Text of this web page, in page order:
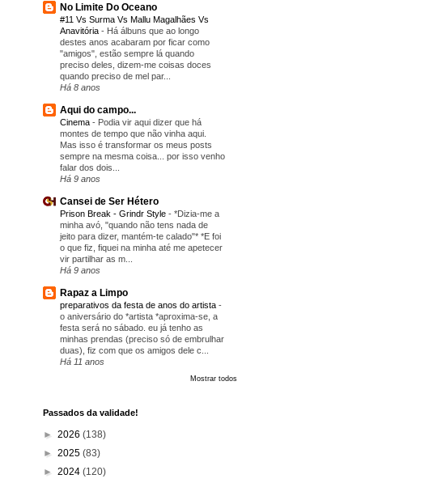
No Limite Do Oceano
#11 Vs Surma Vs Mallu Magalhães Vs
Anavitória - Há álbuns que ao longo
destes anos acabaram por ficar como
"amigos", estão sempre lá quando
preciso deles, dizem-me coisas doces
quando preciso de mel par...
Há 8 anos
Aqui do campo...
Cinema - Podia vir aqui dizer que há
montes de tempo que não vinha aqui.
Mas isso é transformar os meus posts
sempre na mesma coisa... por isso venho
falar dos dois...
Há 9 anos
Cansei de Ser Hétero
Prison Break - Grindr Style - *Dizia-me a
minha avó, "quando não tens nada de
jeito para dizer, mantém-te calado"* *E foi
o que fiz, fiquei na minha até me apetecer
vir partilhar as m...
Há 9 anos
Rapaz a Limpo
preparativos da festa de anos do artista -
o aniversário do *artista *aproxima-se, a
festa será no sábado. eu já tenho as
minhas prendas (preciso só de embrulhar
duas), fiz com que os amigos dele c...
Há 11 anos
Mostrar todos
Passados da validade!
► 2026 (138)
► 2025 (83)
► 2024 (120)